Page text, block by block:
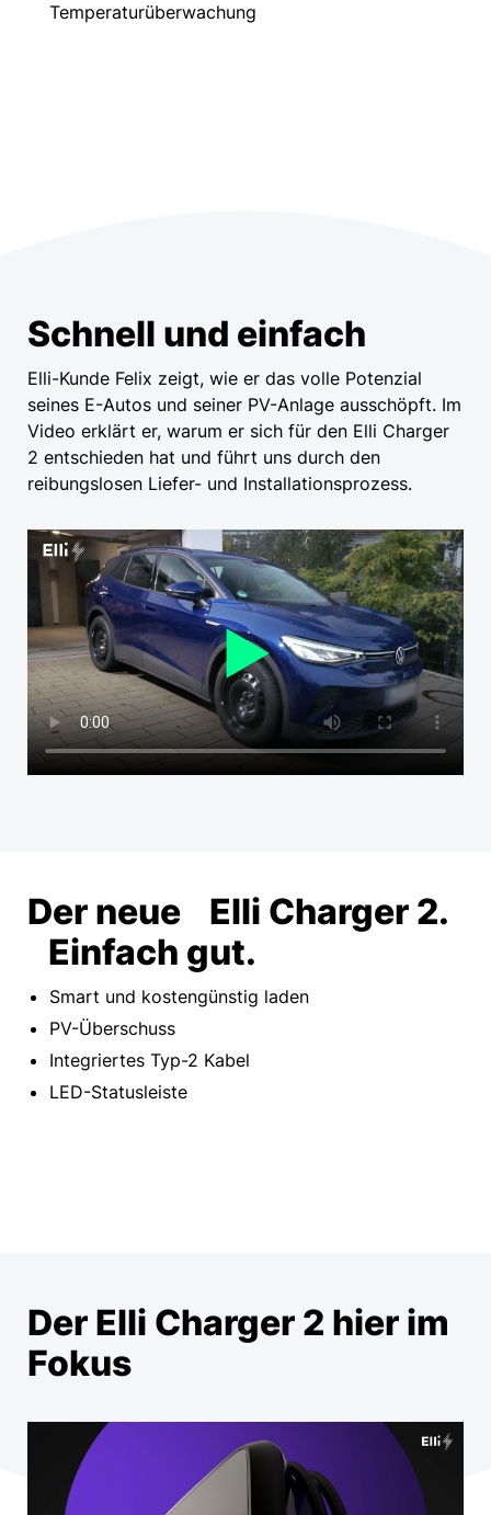
Temperaturüberwachung
Schnell und einfach
Elli-Kunde Felix zeigt, wie er das volle Potenzial
seines E-Autos und seiner PV-Anlage ausschöpft. Im
Video erklärt er, warum er sich für den Elli Charger
2 entschieden hat und führt uns durch den
reibungslosen Liefer- und Installationsprozess.
Der neue Elli Charger 2.
Einfach gut.
Smart und kostengünstig laden
PV-Überschuss
Integriertes Typ-2 Kabel
LED-Statusleiste
Der Elli Charger 2 hier im
Fokus